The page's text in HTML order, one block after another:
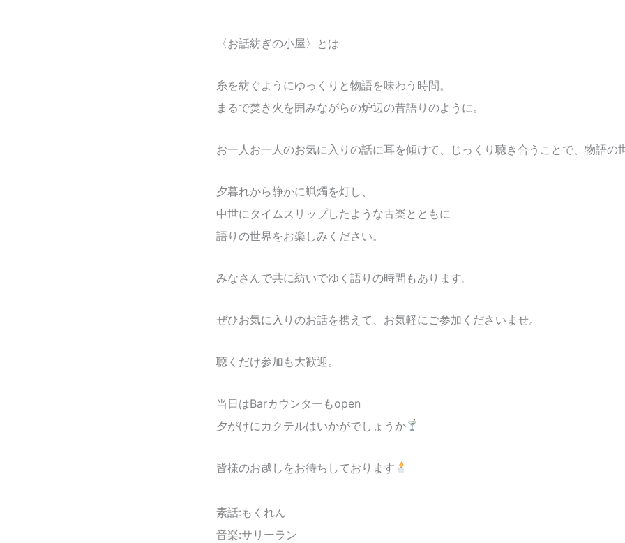
〈お話紡ぎの小屋〉とは
糸を紡ぐようにゆっくりと物語を味わう時間。
まるで焚き火を囲みながらの炉辺の昔語りのように。
お一人お一人のお気に入りの話に耳を傾けて、じっくり聴き合うことで、物語
夕暮れから静かに蝋燭を灯し、
中世にタイムスリップしたような古楽とともに
語りの世界をお楽しみください。
みなさんで共に紡いでゆく語りの時間もあります。
ぜひお気に入りのお話を携えて、お気軽にご参加くださいませ。
聴くだけ参加も大歓迎。
当日はBarカウンターもopen
夕がけにカクテルはいかがでしょうか
皆様のお越しをお待ちしております
素話:もくれん
音楽:サリーラン